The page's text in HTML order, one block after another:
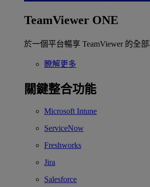
TeamViewer ONE
於一個平台暢享 TeamViewer 的全部
瞭解更多
關鍵整合功能
Microsoft Intune
ServiceNow
Freshworks
Jira
Salesforce